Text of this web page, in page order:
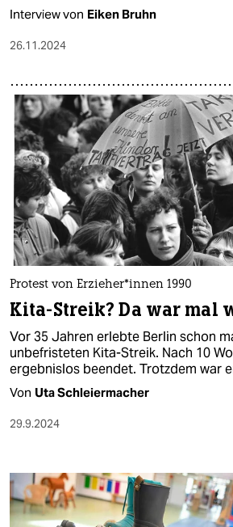
Interview von Eiken Bruhn
26.11.2024
Protest von Er­zie­he­r*in­nen 1990
Kita-Streik? Da war mal
Vor 35 Jahren erlebte Berlin schon
unbefristeten Kita-Streik. Nach 10
ergebnislos beendet. Trotzdem war
Von Uta Schleiermacher
29.9.2024